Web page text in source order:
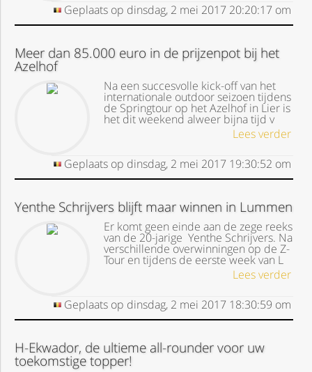
Geplaats op dinsdag, 2 mei 2017 20:20:17 om
Meer dan 85.000 euro in de prijzenpot bij het
Azelhof
Na een succesvolle kick-off van het
internationale outdoor seizoen tijdens
de Springtour op het Azelhof in Lier is
het dit weekend alweer bijna tijd v
Lees verder
Geplaats op dinsdag, 2 mei 2017 19:30:52 om
Yenthe Schrijvers blijft maar winnen in Lummen
Er komt geen einde aan de zege reeks
van de 20-jarige Yenthe Schrijvers. Na
verschillende overwinningen op de Z-
Tour en tijdens de eerste week van L
Lees verder
Geplaats op dinsdag, 2 mei 2017 18:30:59 om
H-Ekwador, de ultieme all-rounder voor uw
toekomstige topper!